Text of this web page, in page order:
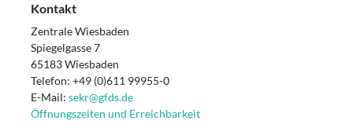
Kontakt
Zentrale Wiesbaden
Spiegelgasse 7
65183 Wiesbaden
Telefon: +49 (0)611 99955-0
E-Mail: sekr@gfds.de
Öffnungszeiten und Erreichbarkeit